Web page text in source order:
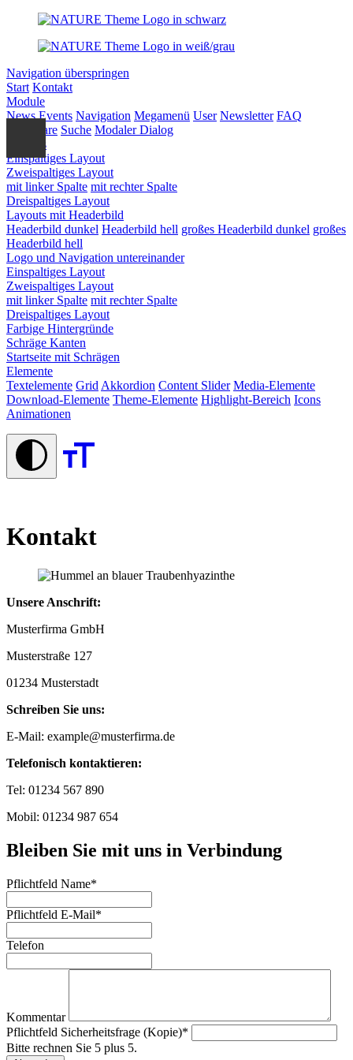
Navigation überspringen
Start Kontakt
Module
News Events Navigation Megamenü User Newsletter FAQ
Formulare Suche Modaler Dialog
Layouts
Einspaltiges Layout
Zweispaltiges Layout
mit linker Spalte mit rechter Spalte
Dreispaltiges Layout
Layouts mit Headerbild
Headerbild dunkel Headerbild hell großes Headerbild dunkel großes
Headerbild hell
Logo und Navigation untereinander
Einspaltiges Layout
Zweispaltiges Layout
mit linker Spalte mit rechter Spalte
Dreispaltiges Layout
Farbige Hintergründe
Schräge Kanten
Startseite mit Schrägen
Elemente
Textelemente Grid Akkordion Content Slider Media-Elemente
Download-Elemente Theme-Elemente Highlight-Bereich Icons
Animationen
Kontakt
Unsere Anschrift:
Musterfirma GmbH
Musterstraße 127
01234 Musterstadt
Schreiben Sie uns:
E-Mail: example@musterfirma.de
Telefonisch kontaktieren:
Tel: 01234 567 890
Mobil: 01234 987 654
Bleiben Sie mit uns in Verbindung
Pflichtfeld Name*
Pflichtfeld E-Mail*
Telefon
Kommentar
Pflichtfeld Sicherheitsfrage (Kopie)*
Bitte rechnen Sie 5 plus 5.